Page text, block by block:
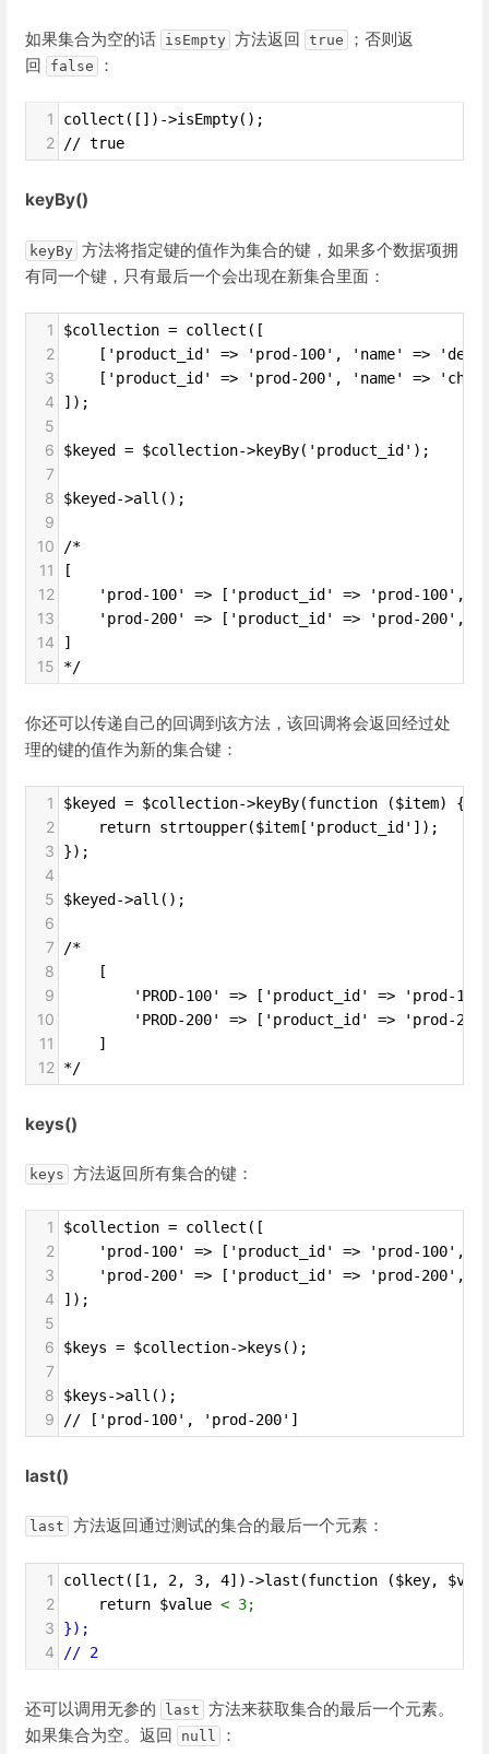
如果集合为空的话 isEmpty 方法返回 true
；否则返
回
false ：
1 collect([])->isEmpty();
2 // true
keyBy()
keyBy 方法将指定键的值作为集合的键，如果多个数据项拥
有同一个键，只有最后一个会出现在新集合里面：
1 $collection = collect([
2
['product_id' => 'prod-100', 'name' =>
3
['product_id' => 'prod-200', 'name' =>
4 ]);
5
6
$keyed = $collection->keyBy('product_id');
7
8
$keyed->all();
9
10
/*
11 [
12
'prod-100' => ['product_id' => 'prod-100',
13
'prod-200' => ['product_id' => 'prod-200',
14 ]
15 */
你还可以传递自己的回调到该方法，该回调将会返回经过处
理的键的值作为新的集合键：
1 $keyed = $collection->keyBy(function ($item) {
2
    return strtoupper($item['product_id']);
3 });
4
5
$keyed->all();
6
7
/*
8
    [
9
'PROD-100' => ['product_id' => 'prod-
10
'PROD-200' => ['product_id' => 'prod-
11
    ]
12 */
keys()
keys 方法返回所有集合的键：
1 $collection = collect([
2
'prod-100' => ['product_id' => 'prod-100',
3
'prod-200' => ['product_id' => 'prod-200',
4 ]);
5
6
$keys = $collection->keys();
7
8
$keys->all();
9 // ['prod-100', 'prod-200']
last()
last 方法返回通过测试的集合的最后一个元素：
1 collect([1, 2, 3, 4])->last(function ($key,
2
    return $value
< 3;
3 });
4 // 2
还可以调用无参的 last 方法来获取集合的最后一个元素。
如果集合为空。返回
null ：